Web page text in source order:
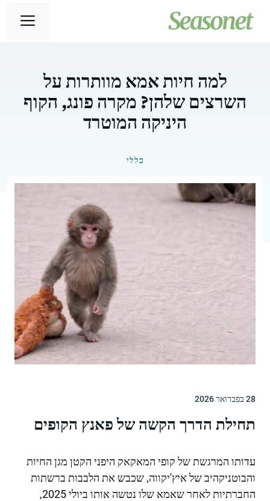
לתוכן
למה חיות אמא מוותרות על
השרצים שלהן? מקרה פונג, הקוף
היניקה המוטרד
כללי
28 בפברואר 2026
תחילת הדרך הקשה של פאנץ הקופים
עדותו המרגשת של קופי המאקאק היפני הקטן מגן החיות
והבוטניקהיב של איץ'יקווה, שכבש את הלבבות ברשתות
החברתיות לאחר שאמא שלו נטשה אותו ביולי 2025,